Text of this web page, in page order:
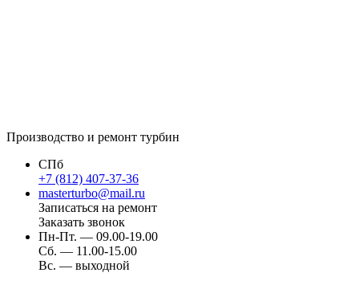
Производство и ремонт турбин
СПб
+7 (812) 407-37-36
masterturbo@mail.ru
Записаться на ремонт
Заказать звонок
Пн-Пт. — 09.00-19.00
Сб. — 11.00-15.00
Вс. — выходной